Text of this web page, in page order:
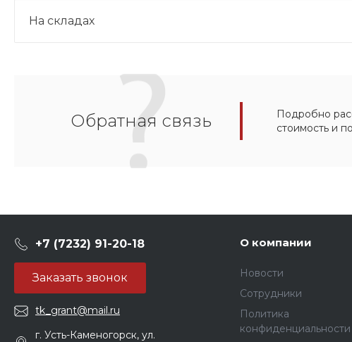
На складах
Обратная связь
Подробно
стоимость и
+7 (7232) 91-20-18
Заказать звонок
tk_grant@mail.ru
г. Усть-Каменогорск, ул.
О компании
Новости
Сотрудники
Политика
конфиденциальности